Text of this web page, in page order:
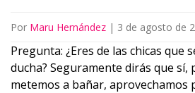
Por Maru Hernández | 3 de agosto de
Pregunta: ¿Eres de las chicas que
ducha? Seguramente dirás que sí,
metemos a bañar, aprovechamos